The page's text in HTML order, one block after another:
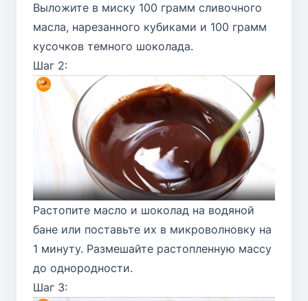
Выложите в миску 100 грамм сливочного
масла, нарезанного кубиками и 100 грамм
кусочков темного шоколада.
Шаг 2:
Растопите масло и шоколад на водяной
бане или поставьте их в микроволновку на
1 минуту. Размешайте растопленную массу
до однородности.
Шаг 3: